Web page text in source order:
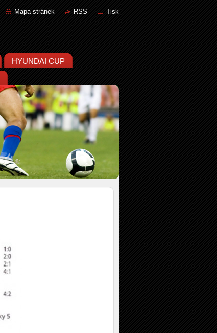
Mapa stránek RSS Tisk
HYUNDAI CUP